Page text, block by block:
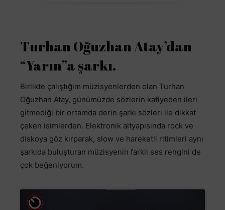
Turhan Oğuzhan Atay’dan
“Yarın”a şarkı.
Birlikte çalıştığım müzisyenlerden olan Turhan
Oğuzhan Atay, günümüzde sözlerin kafiyeden ileri
gitmediği bir ortamda derin şarkı sözleri ile dikkat
çeken isimlerden. Elektronik altyapısında rock ve
diskoya göz kırparak, slow ve hareketli ritimleri aynı
şarkıda buluşturan müzisyenin farklı ses rengini de
çok beğeniyorum.